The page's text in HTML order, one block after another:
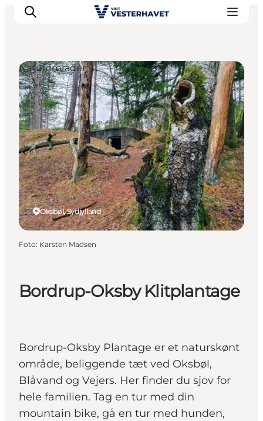
Det sker
Oplevelser
Vores Byer
Mad & Overnatning
Køb billet
Planlæg din ferie
Bordrup-Oksby Klitplantage
Bordrup-Oksby Plantage er et naturskønt
område, beliggende tæt ved Oksbøl,
Blåvand og Vejers. Her finder du sjov for
hele familien. Tag en tur med din
mountain bike, gå en tur med hunden,
Oksbøl, Sydjylland
Naturområder
Foto: Karsten Madsen